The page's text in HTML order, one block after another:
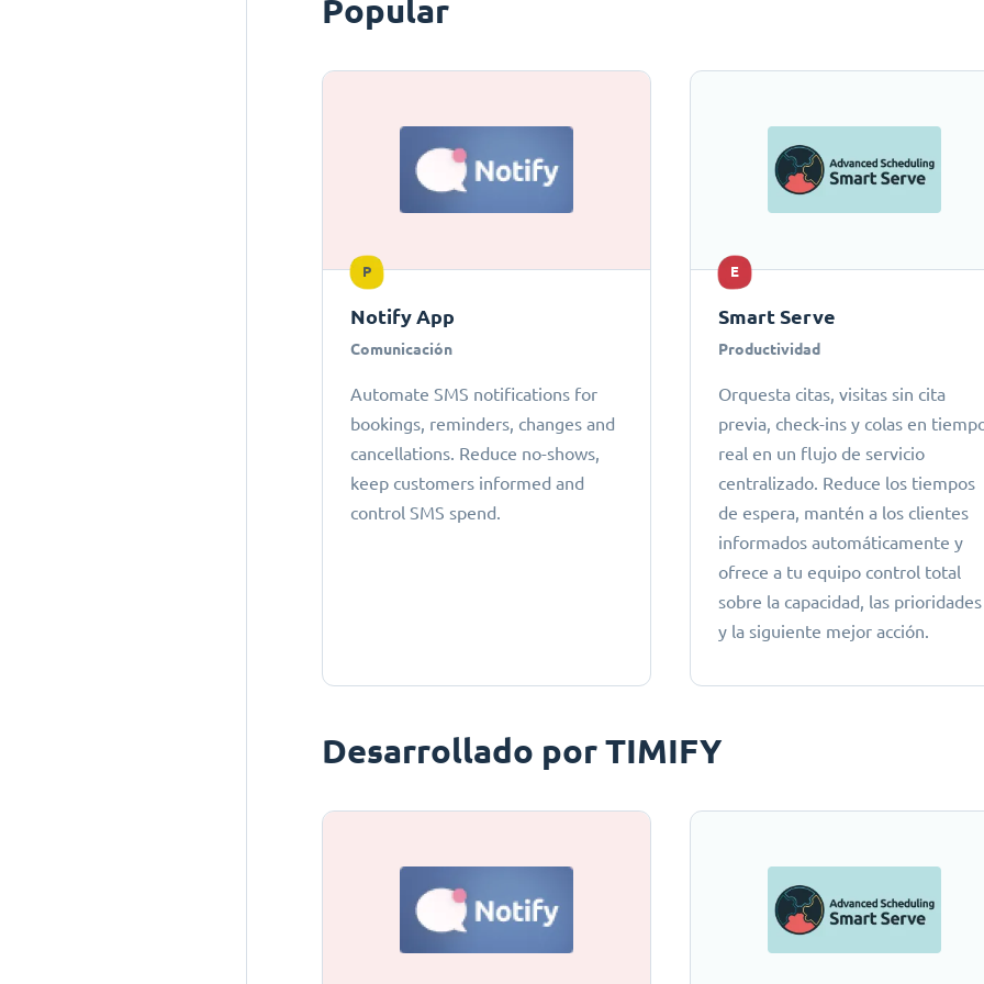
Popular
P
Notify App
Comunicación
Automate SMS notifications for
bookings, reminders, changes and
cancellations. Reduce no-shows,
keep customers informed and
control SMS spend.
E
Smart Serve
Productividad
Orquesta citas, visitas sin cita
previa, check-ins y colas en
real en un flujo de servicio
centralizado. Reduce los tiempos
de espera, mantén a los clientes
informados automáticamente y
ofrece a tu equipo control total
sobre la capacidad, las prioridades
y la siguiente mejor acción.
Desarrollado por TIMIFY